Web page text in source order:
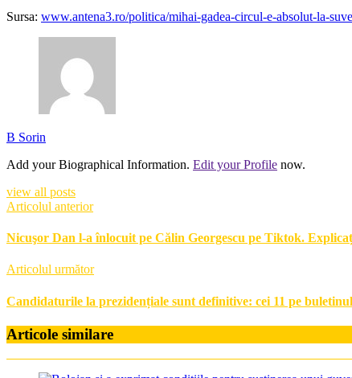
Sursa: www.antena3.ro/politica/mihai-gadea-circul-e-absolut-la-
B Sorin
Add your Biographical Information. Edit your Profile now.
view all posts
Articolul anterior
Nicuşor Dan l-a înlocuit pe Călin Georgescu pe Tiktok.
Articolul următor
Candidaturile la prezidențiale sunt definitive: cei 11 pe
Articole similare